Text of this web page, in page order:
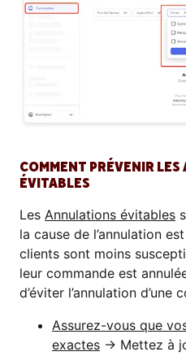
COMMENT PRÉVENIR
ÉVITABLES
Les Annulations évitables
la cause de l’annulation
clients sont moins
leur commande est
d’éviter l’annulation d’une
Assurez-vous que
exactes → Mettez à